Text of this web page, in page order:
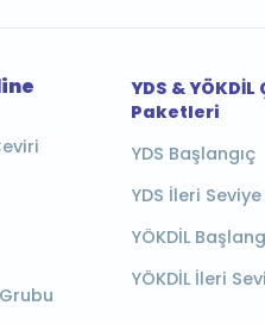
Grubu
YDS & YÖKDİL
Paketleri
YDS Başlangıç
YDS İleri Seviye
YÖKDİL
YÖKDİL İleri